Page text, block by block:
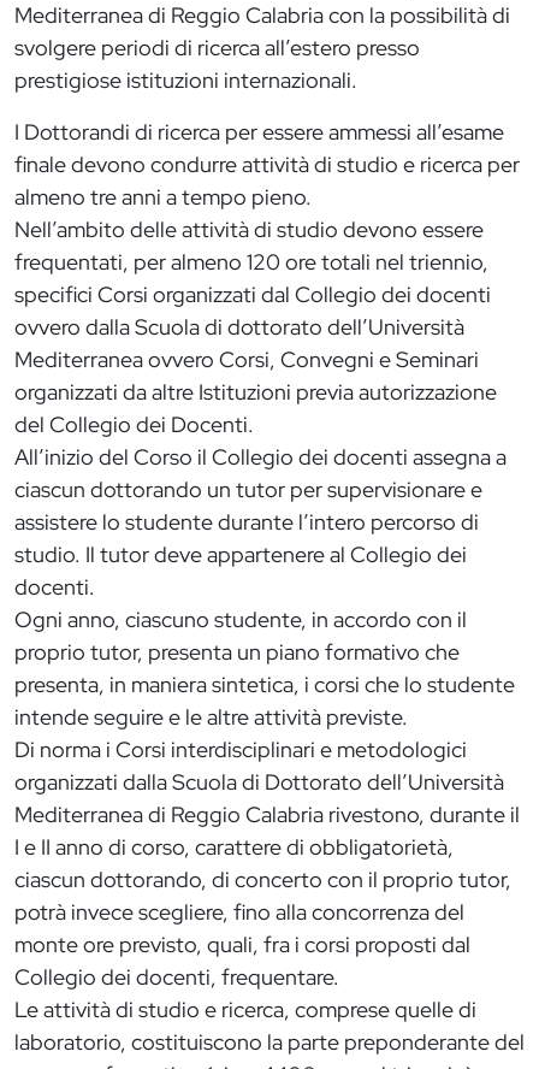
Mediterranea di Reggio Calabria con la possibilità di
svolgere periodi di ricerca all’estero presso
prestigiose istituzioni internazionali.
I Dottorandi di ricerca per essere ammessi all’esame
finale devono condurre attività di studio e ricerca per
almeno tre anni a tempo pieno.
Nell’ambito delle attività di studio devono essere
frequentati, per almeno 120 ore totali nel triennio,
specifici Corsi organizzati dal Collegio dei docenti
ovvero dalla Scuola di dottorato dell’Università
Mediterranea ovvero Corsi, Convegni e Seminari
organizzati da altre Istituzioni previa autorizzazione
del Collegio dei Docenti.
All’inizio del Corso il Collegio dei docenti assegna a
ciascun dottorando un tutor per supervisionare e
assistere lo studente durante l’intero percorso di
studio. Il tutor deve appartenere al Collegio dei
docenti.
Ogni anno, ciascuno studente, in accordo con il
proprio tutor, presenta un piano formativo che
presenta, in maniera sintetica, i corsi che lo studente
intende seguire e le altre attività previste.
Di norma i Corsi interdisciplinari e metodologici
organizzati dalla Scuola di Dottorato dell’Università
Mediterranea di Reggio Calabria rivestono, durante il
I e II anno di corso, carattere di obbligatorietà,
ciascun dottorando, di concerto con il proprio tutor,
potrà invece scegliere, fino alla concorrenza del
monte ore previsto, quali, fra i corsi proposti dal
Collegio dei docenti, frequentare.
Le attività di studio e ricerca, comprese quelle di
laboratorio, costituiscono la parte preponderante del